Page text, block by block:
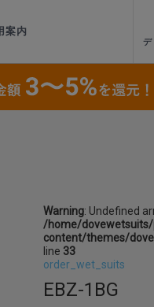
案内
Warning: Undefined
/home/
content/themes/
line 33
order_wet_suits
EBZ-1BG